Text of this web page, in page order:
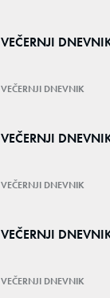
VEČERNJI
VEČERNJI DNEVNIK
VEČERNJI
VEČERNJI DNEVNIK
VEČERNJI
VEČERNJI DNEVNIK